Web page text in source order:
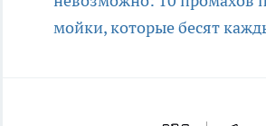
мойки, которые бесят